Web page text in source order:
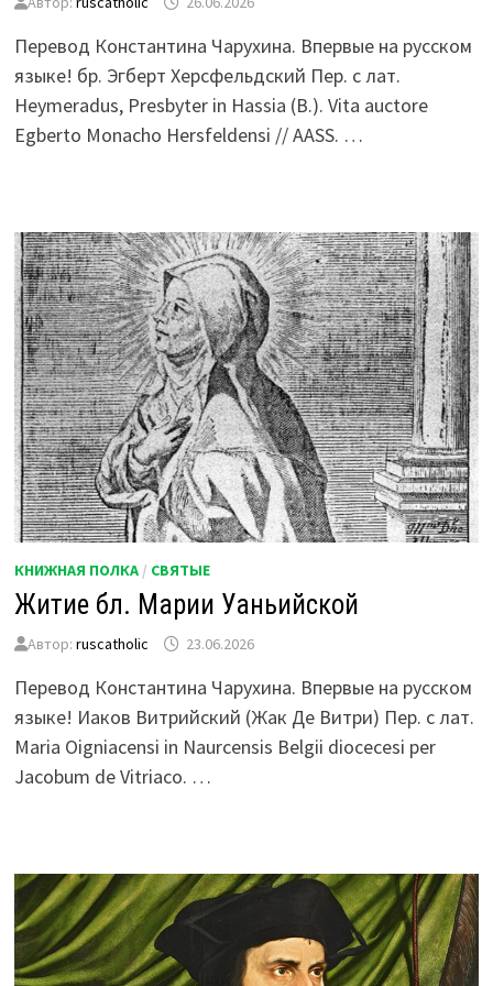
Перевод Константина Чарухина. Впервые на русском
языке! бр. Эгберт Херсфельдский Пер. с лат.
Heymeradus, Presbyter in Hassia (B.). Vita auctore
Egberto Monacho Hersfeldensi // AASS. …
КНИЖНАЯ ПОЛКА / СВЯТЫЕ
Житие бл. Марии Уаньийской
Автор:ruscatholic 23.06.2026
Перевод Константина Чарухина. Впервые на русском
языке! Иаков Витрийский (Жак Де Витри) Пер. с лат.
Maria Oigniacensi in Naurcensis Belgii diocecesi per
Jacobum de Vitriaco. …